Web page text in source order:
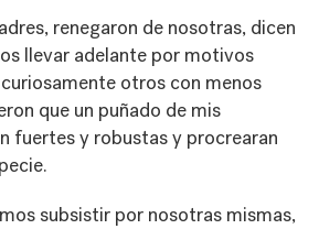
renegaron de nosotras, dicen
llevar adelante por motivos
otros con menos
que un puñado de mis
fuertes y robustas y procrearan
subsistir por nosotras mismas,